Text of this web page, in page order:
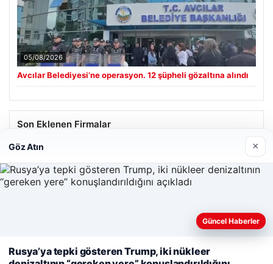
05/08/2026
Avcılar Belediyesi’ne operasyon. 12 şüpheli gözaltına alındı
Son Eklenen Firmalar
Hastaş Beton
26/05/2026
deneyiminizi kişiselleştirmek ve geliştirmek amacıyla çerezler
Göz Atın ×
Güncel Haberler
Rusya’ya tepki gösteren Trump, iki nükleer